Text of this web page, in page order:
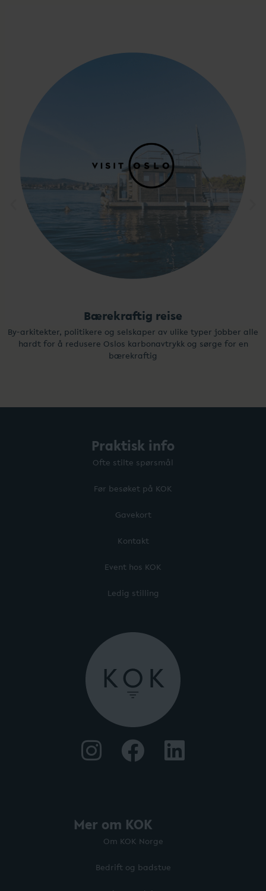
Bærekraftig reise
By-arkitekter, politikere og selskaper av ulike typer jobber alle
hardt for å redusere Oslos karbonavtrykk og sørge for en
bærekraftig
Praktisk info
Ofte stilte spørsmål
Før besøket på KOK
Gavekort
Kontakt
Event hos KOK
Ledig stilling
Mer om KOK
Om KOK Norge
Bedrift og badstue